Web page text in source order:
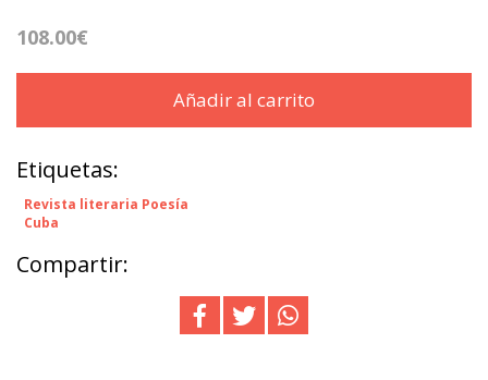
108.00€
Añadir al carrito
Etiquetas:
Revista literaria Poesía
Cuba
Compartir: